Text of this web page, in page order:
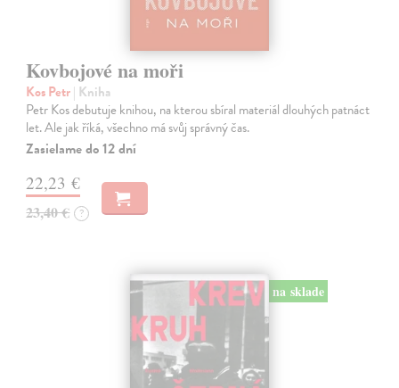
Kovbojové na moři
Kos Petr| Kniha
Petr Kos debutuje knihou, na kterou sbíral materiál dlouhých patnáct
let. Ale jak říká, všechno má svůj správný čas.
Zasielame do 12 dní
22,23 €
23,40 € ?
na sklade